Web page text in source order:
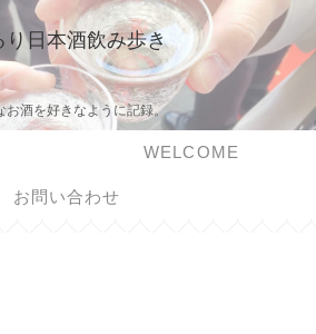
り日本酒飲み歩き
お酒を好きなように記録。
WELCOME
お問い合わせ